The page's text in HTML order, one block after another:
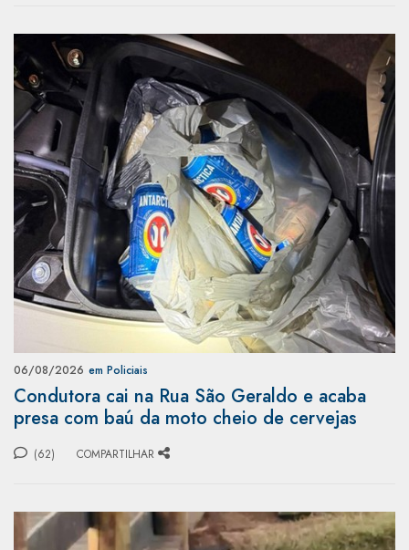
06/08/2026 em Policiais
Condutora cai na Rua São Geraldo e acaba
presa com baú da moto cheio de cervejas
(62) COMPARTILHAR